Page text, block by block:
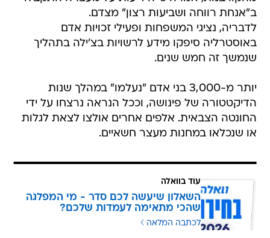
ב"אנחת רווחה ושביעות רצון" מצדם.
לדבריה, נציגי המשפחות ופעילי זכויות אדם
באוסטרליה סיפקו מידע לרשויות בצ'ילה בתהליך
שנמשך זה חמש שנים.
יותר מ-3,000 בני אדם "נעלמו" במהלך שנות
הדיקטטורה של פינושה, וככל הנראה נרצחו על ידי
החונטה הצבאית. אלפים אחרים אולצו לצאת לגלות
או שנכלאו במחנות מעצר חשאיים.
עוד בוואלה
השאלון שיעשה לכם סדר - מי המפלגה
שהכי מתאימה לעמדות שלכם?
לכתבה המלאה